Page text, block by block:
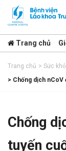
Trang chủ
Trang chủ > Sức
> Chống dịch nCoV
Chống
tuyến